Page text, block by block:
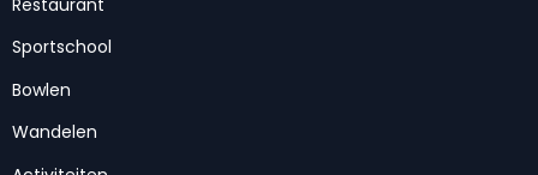
Restaurant
Sportschool
Bowlen
Wandelen